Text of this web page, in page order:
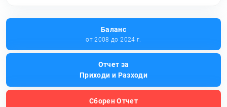
Баланс
от 2008 до 2024 г.
Отчет за
Приходи и Разходи
Сборен Отчет